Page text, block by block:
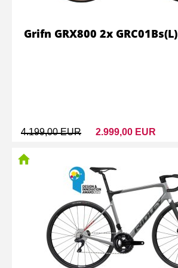
4.199,00 EUR 2.999,00 EUR
Grifn GRX800 2x GRC01Bs(L)